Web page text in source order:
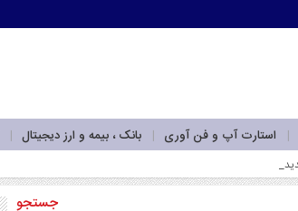
استارت آپ و فن آوری بانک ، بیمه و ارز دیجیتال
جستجو